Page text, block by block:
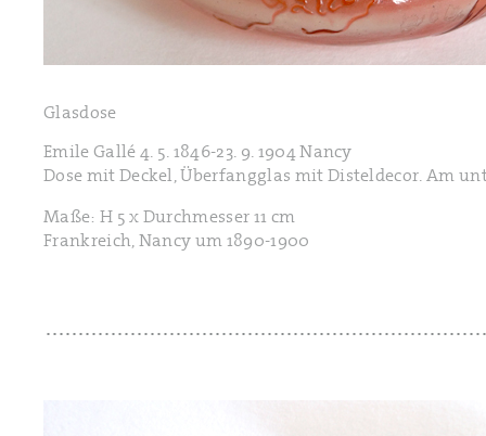
Glasdose
Emile Gallé 4. 5. 1846-23. 9. 1904 Nancy
Dose mit Deckel, Überfangglas mit Disteldecor. Am
Maße: H 5 x Durchmesser 11 cm
Frankreich, Nancy um 1890-1900